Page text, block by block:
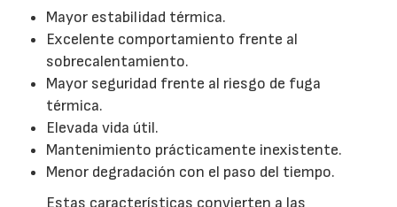
Mayor estabilidad térmica.
Excelente comportamiento frente al
sobrecalentamiento.
Mayor seguridad frente al riesgo de fuga
térmica.
Elevada vida útil.
Mantenimiento prácticamente inexistente.
Menor degradación con el paso del tiempo.
Estas características convierten a las